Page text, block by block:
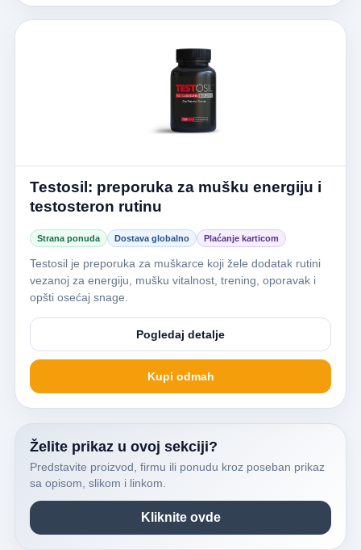
Testosil: preporuka za mušku energiju i
testosteron rutinu
Strana ponuda Dostava globalno Plaćanje karticom
Testosil je preporuka za muškarce koji žele dodatak rutini
vezanoj za energiju, mušku vitalnost, trening, oporavak i
opšti osećaj snage.
Pogledaj detalje
Kupi odmah
Želite prikaz u ovoj sekciji?
Predstavite proizvod, firmu ili ponudu kroz poseban prikaz
sa opisom, slikom i linkom.
Kliknite ovde